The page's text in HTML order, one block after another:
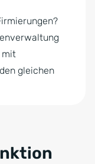
mit
gleichen